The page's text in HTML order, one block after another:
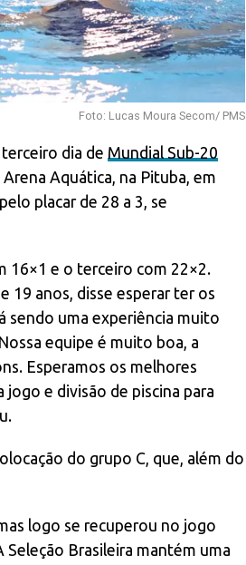
Foto: Lucas Moura Secom/ PMS
dia de Mundial Sub-20
Aquática, na Pituba, em
placar de 28 a 3, se
16×1 e o terceiro com 22×2.
19 anos, disse esperar ter os
sendo uma experiência muito
equipe é muito boa, a
Esperamos os melhores
jogo e divisão de piscina para
do grupo C, que, além do
logo se recuperou no jogo
Brasileira mantém uma